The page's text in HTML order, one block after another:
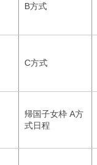
B方式
C方式
帰国子女枠 A方
式日程